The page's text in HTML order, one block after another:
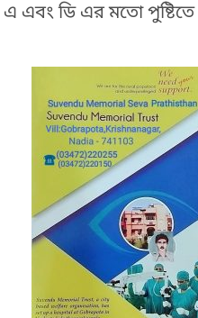
এবং ডি এর মতো পুষ্টিতে